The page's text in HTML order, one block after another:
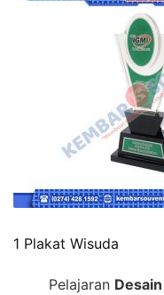
1 Plakat Wisuda
Pelajaran